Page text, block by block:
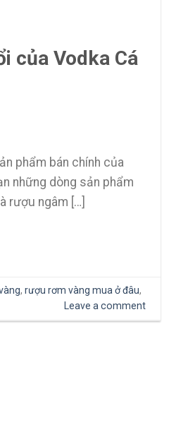
của Vodka Cá
phẩm bán chính của
những dòng sản phẩm
rượu ngâm […]
, rượu rơm vàng mua ở đâu,
Leave a comment